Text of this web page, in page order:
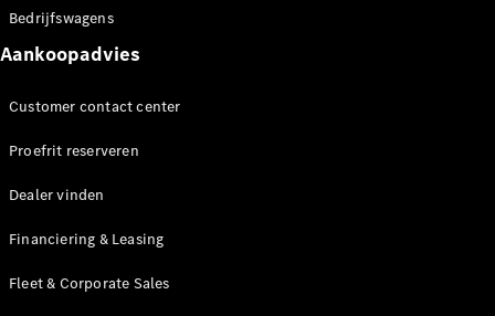
Mercedes-
Grand Limousine
Bedrijfswagens
Aankoopadvies
Customer contact center
Proefrit reserveren
Dealer vinden
Financiering & Leasing
Fleet & Corporate Sales